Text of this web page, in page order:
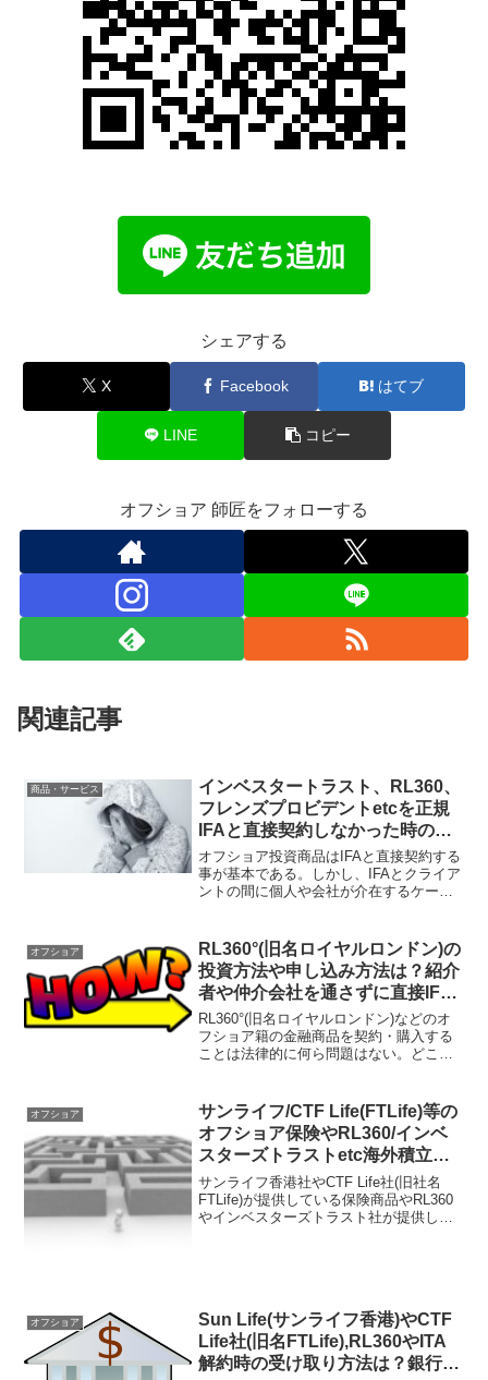
シェアする
X Facebook はてブ
LINE コピー
オフショア 師匠をフォローする
関連記事
商品・サービス
インベスタートラスト、RL360、
フレンズプロビデントetcを正規
IFAと直接契約しなかった時の弊
害とは？オフショア投資の基礎の
基礎。
オフショア投資商品はIFAと直接契約する
事が基本である。しかし、IFAとクライア
ントの間に個人や会社が介在するケース
融・法律知識に長けたサポート力のある
IFAと直接契約することが重要だ。
オフショア
RL360°(旧名ロイヤルロンドン)の
投資方法や申し込み方法は？紹介
者や仲介会社を通さずに直接IFA=
正規代理店に連絡するのが正規ル
ート！
RL360°(旧名ロイヤルロンドン)などのオ
フショア籍の金融商品を契約・購入する
ことは法律的に何ら問題はない。どこで
ト力の高いIFAに直接コンタクトを取るこ
とだ。
オフショア
サンライフ/CTF Life(FTLife)等の
オフショア保険やRL360/インベ
スターズトラストetc海外積立は
入口までの道程が複雑？契約はシ
ンプルに！
サンライフ香港社やCTF Life社(旧社名
FTLife)が提供している保険商品やRL360
やインベスターズトラスト社が提供して
オフショア
Sun Life(サンライフ香港)やCTF
Life社(旧名FTLife),RL360やITA
解約時の受け取り方法は？銀行口